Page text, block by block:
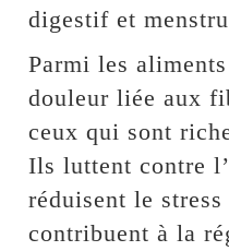
digestif et
Parmi les
douleur liée aux
ceux qui sont
Ils luttent contre
réduisent le
contribuent à la